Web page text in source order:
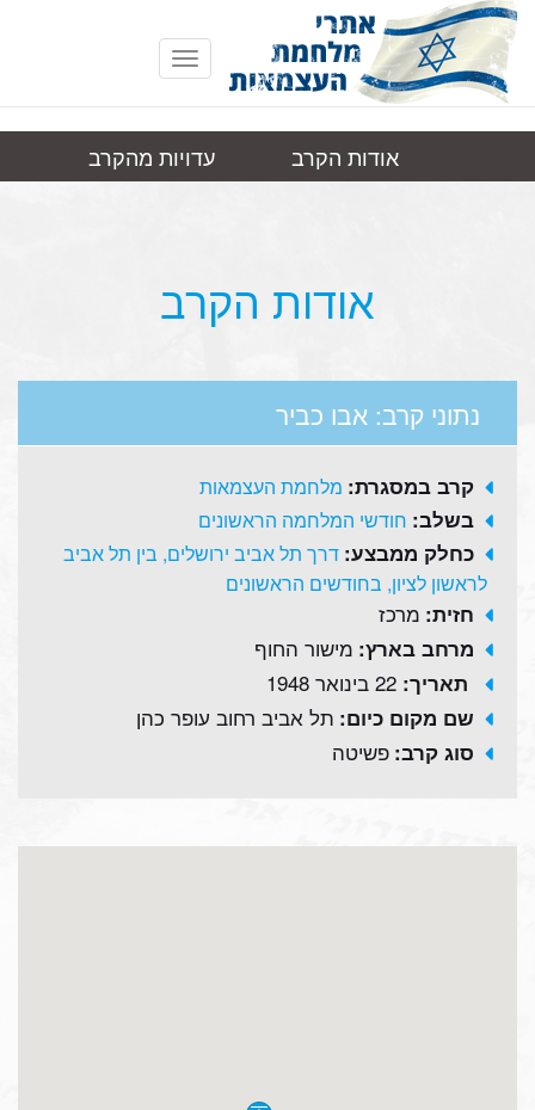
Toggle
navigation
אבו
אודות הקרב
עדויות מהקרב
אודות הקרב
נתוני קרב: אבו כביר
קרב במסגרת: מלחמת העצמאות
בשלב: חודשי המלחמה הראשונים
כחלק ממבצע: דרך תל אביב ירושלים, בין תל אביב
לראשון לציון, בחודשים הראשונים
חזית: מרכז
מרחב בארץ: מישור החוף
תאריך: 22 בינואר 1948
שם מקום כיום: תל אביב רחוב עופר כהן
סוג קרב: פשיטה